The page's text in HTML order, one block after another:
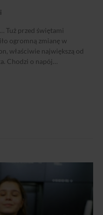
Tuż przed świętami
ogromną zmianę w
właściwie największą od
Chodzi o napój…